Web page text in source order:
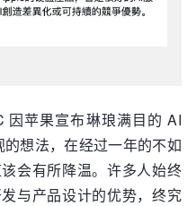
因苹果宣布琳琅满目的 AI
想法，在经过一年的不如
会有所降温。许多人始终
与产品设计的优势，终究